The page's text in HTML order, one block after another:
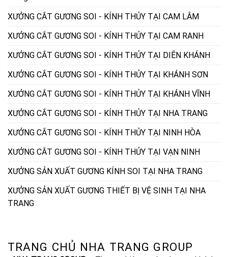
TRANG CHỦ NHA TRANG GROUP
XƯỞNG CẮT GƯƠNG SOI - KÍNH THỦY TẠI CAM LÂM
XƯỞNG CẮT GƯƠNG SOI - KÍNH THỦY TẠI CAM RANH
XƯỞNG CẮT GƯƠNG SOI - KÍNH THỦY TẠI DIÊN KHÁNH
XƯỞNG CẮT GƯƠNG SOI - KÍNH THỦY TẠI KHÁNH SƠN
XƯỞNG CẮT GƯƠNG SOI - KÍNH THỦY TẠI KHÁNH VĨNH
XƯỞNG CẮT GƯƠNG SOI - KÍNH THỦY TẠI NHA TRANG
XƯỞNG CẮT GƯƠNG SOI - KÍNH THỦY TẠI NINH HÒA
XƯỞNG CẮT GƯƠNG SOI - KÍNH THỦY TẠI VẠN NINH
XƯỞNG SẢN XUẤT GƯƠNG KÍNH SOI TẠI NHA TRANG
XƯỞNG SẢN XUẤT GƯƠNG THIẾT BỊ VỆ SINH TẠI NHA
TRANG